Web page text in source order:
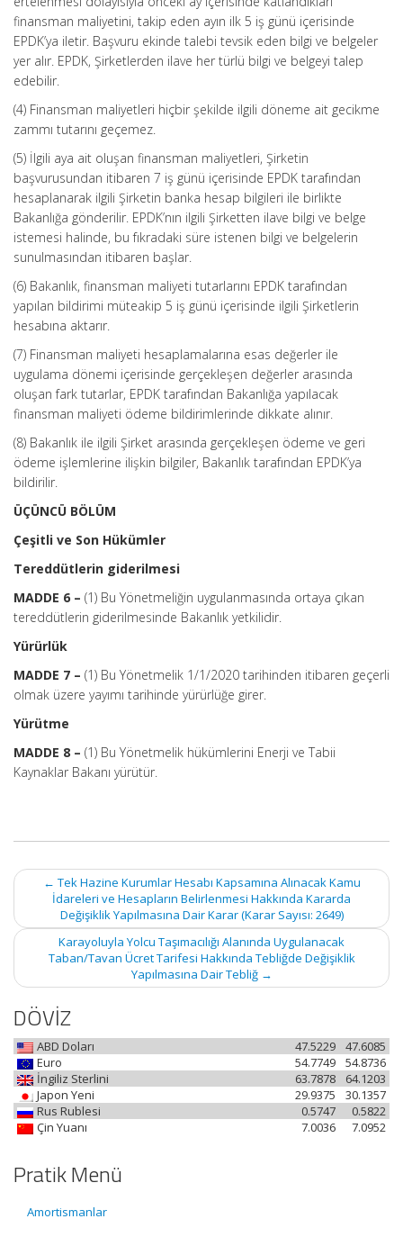
finansman maliyetini, takip eden ayın ilk 5 iş günü içerisinde
EPDK’ya iletir. Başvuru ekinde talebi tevsik eden bilgi ve belgeler
yer alır. EPDK, Şirketlerden ilave her türlü bilgi ve belgeyi talep
edebilir.
(4) Finansman maliyetleri hiçbir şekilde ilgili döneme ait gecikme
zammı tutarını geçemez.
(5) İlgili aya ait oluşan finansman maliyetleri, Şirketin
başvurusundan itibaren 7 iş günü içerisinde EPDK tarafından
hesaplanarak ilgili Şirketin banka hesap bilgileri ile birlikte
Bakanlığa gönderilir. EPDK’nın ilgili Şirketten ilave bilgi ve belge
istemesi halinde, bu fıkradaki süre istenen bilgi ve belgelerin
sunulmasından itibaren başlar.
(6) Bakanlık, finansman maliyeti tutarlarını EPDK tarafından
yapılan bildirimi müteakip 5 iş günü içerisinde ilgili Şirketlerin
hesabına aktarır.
(7) Finansman maliyeti hesaplamalarına esas değerler ile
uygulama dönemi içerisinde gerçekleşen değerler arasında
oluşan fark tutarlar, EPDK tarafından Bakanlığa yapılacak
finansman maliyeti ödeme bildirimlerinde dikkate alınır.
(8) Bakanlık ile ilgili Şirket arasında gerçekleşen ödeme ve geri
ödeme işlemlerine ilişkin bilgiler, Bakanlık tarafından EPDK’ya
bildirilir.
ÜÇÜNCÜ BÖLÜM
Çeşitli ve Son Hükümler
Tereddütlerin giderilmesi
MADDE 6 – (1) Bu Yönetmeliğin uygulanmasında ortaya çıkan
tereddütlerin giderilmesinde Bakanlık yetkilidir.
Yürürlük
MADDE 7 – (1) Bu Yönetmelik 1/1/2020 tarihinden itibaren geçerli
olmak üzere yayımı tarihinde yürürlüğe girer.
Yürütme
MADDE 8 – (1) Bu Yönetmelik hükümlerini Enerji ve Tabii
Kaynaklar Bakanı yürütür.
Post
navigation
← Tek Hazine Kurumlar Hesabı Kapsamına Alınacak Kamu
İdareleri ve Hesapların Belirlenmesi Hakkında Kararda
Değişiklik Yapılmasına Dair Karar (Karar Sayısı: 2649)
Karayoluyla Yolcu Taşımacılığı Alanında Uygulanacak
Taban/Tavan Ücret Tarifesi Hakkında Tebliğde Değişiklik
Yapılmasına Dair Tebliğ →
DÖVİZ
ABD Doları 47.6085
47.5229
Euro
54.8736
54.7749
İngiliz Sterlini
64.1203
63.7878
Japon Yeni
30.1357
29.9375
Rus Rublesi
0.5822
0.5747
Çin Yuanı
7.0952
7.0036
Pratik Menü
Amortismanlar